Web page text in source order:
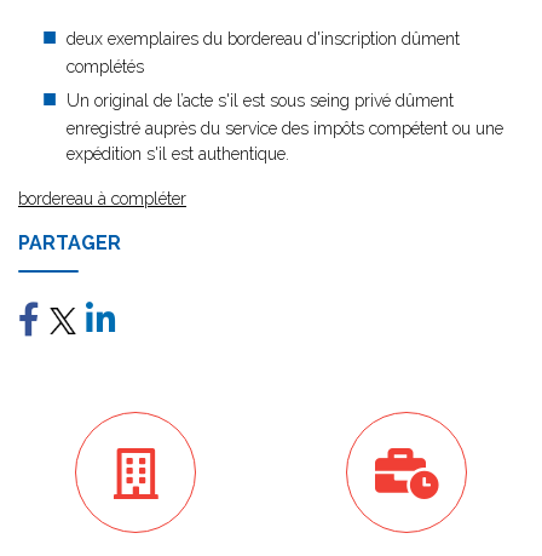
deux exemplaires du bordereau d'inscription dûment
complétés
Un original de l’acte s'il est sous seing privé dûment
enregistré auprès du service des impôts compétent ou une
expédition s'il est authentique.
bordereau à compléter
PARTAGER